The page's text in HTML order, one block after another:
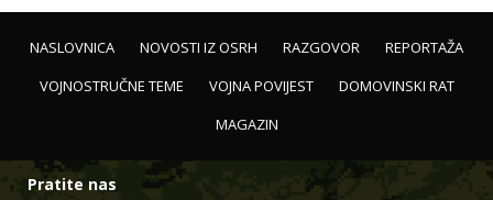
NASLOVNICA NOVOSTI IZ OSRH RAZGOVOR
REPORTAŽA
VOJNOSTRUČNE TEME
VOJNA POVIJEST
DOMOVINSKI RAT
MAGAZIN
Pratite nas